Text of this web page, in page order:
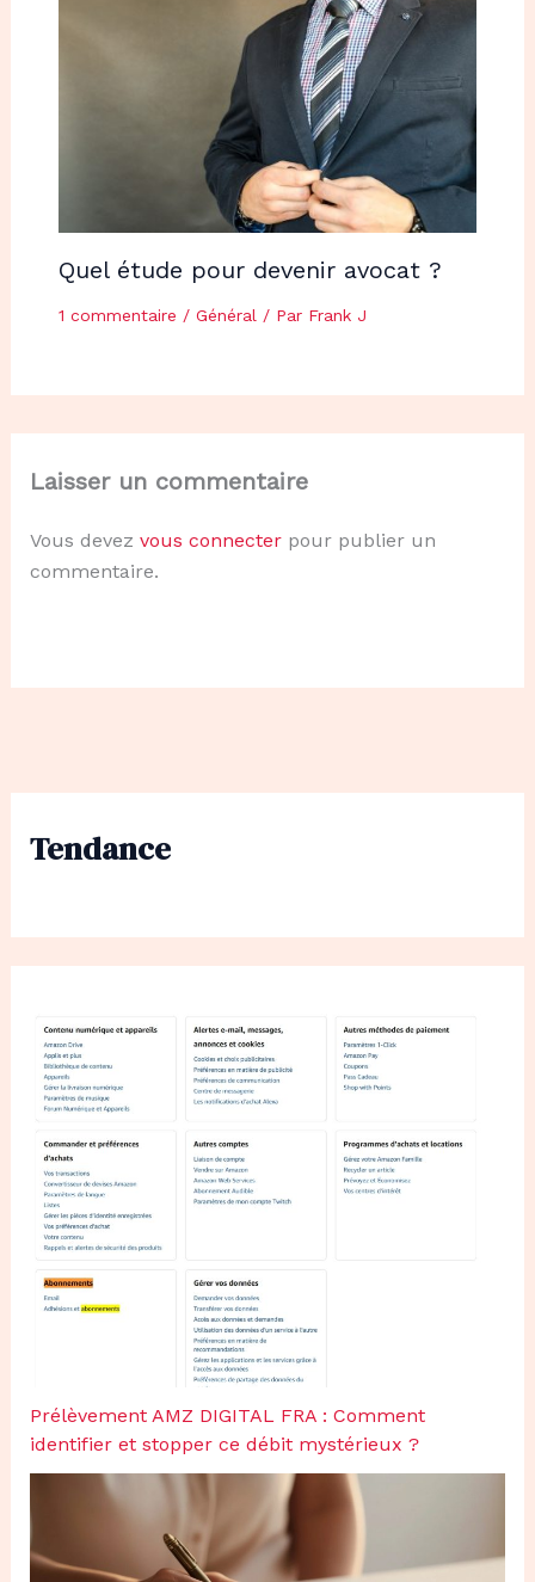
Tendance
Prélèvement AMZ DIGITAL FRA : Comment
identifier et stopper ce débit mystérieux ?
Quel étude pour devenir avocat ?
1 commentaire / Général/ Par Frank J
Laisser un commentaire
Vous devez vous connecterpour publier un
commentaire.